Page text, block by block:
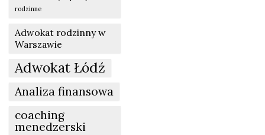
rodzinne
Adwokat rodzinny w
Warszawie
Adwokat Łódź
Analiza finansowa
coaching
menedzerski